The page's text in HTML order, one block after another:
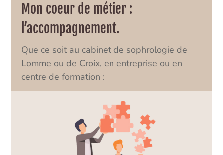
Mon coeur de métier :
l’accompagnement.
Que ce soit au cabinet de sophrologie de
Lomme ou de Croix, en entreprise ou en
centre de formation :